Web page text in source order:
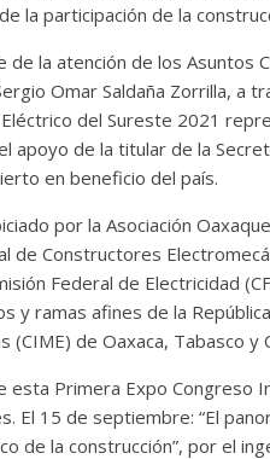
la participación de la
de la atención de los Asuntos
Omar Saldaña Zorrilla, a
del Sureste 2021
apoyo de la titular de la
en beneficio del país.
por la Asociación
de Constructores
Federal de Electricidad
y ramas afines de la
(CIME) de Oaxaca, Tabasco y
esta Primera Expo Congreso
El 15 de septiembre: “El
de la construcción”, por el